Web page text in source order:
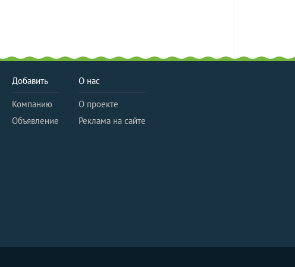
Добавить
Компанию
Объявление
О нас
О проекте
Реклама на сайте